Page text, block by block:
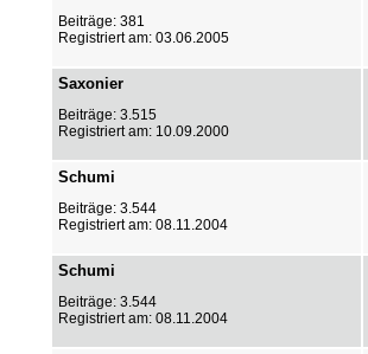
Beiträge: 381
Registriert am: 03.06.2005
Saxonier
Beiträge: 3.515
Registriert am: 10.09.2000
Schumi
Beiträge: 3.544
Registriert am: 08.11.2004
Schumi
Beiträge: 3.544
Registriert am: 08.11.2004